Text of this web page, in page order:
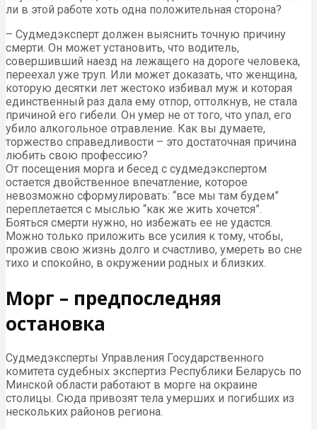
ли в этой работе хоть одна положительная сторона?
– Судмедэксперт должен выяснить точную причину
смерти. Он может установить, что водитель,
совершивший наезд на лежащего на дороге человека,
переехал уже труп. Или может доказать, что женщина,
которую десятки лет жестоко избивал муж и которая
единственный раз дала ему отпор, оттолкнув, не стала
причиной его гибели. Он умер не от того, что упал, его
убило алкогольное отравление. Как вы думаете,
торжество справедливости – это достаточная причина
любить свою профессию?
От посещения морга и бесед с судмедэкспертом
остается двойственное впечатление, которое
невозможно сформулировать: “все мы там будем”
переплетается с мыслью “как же жить хочется”.
Бояться смерти нужно, но избежать ее не удастся.
Можно только приложить все усилия к тому, чтобы,
прожив свою жизнь долго и счастливо, умереть во сне
тихо и спокойно, в окружении родных и близких.
Морг – предпоследняя
остановка
Судмедэксперты Управления Государственного
комитета судебных экспертиз Республики Беларусь по
Минской области работают в морге на окраине
столицы. Сюда привозят тела умерших и погибших из
нескольких районов региона.